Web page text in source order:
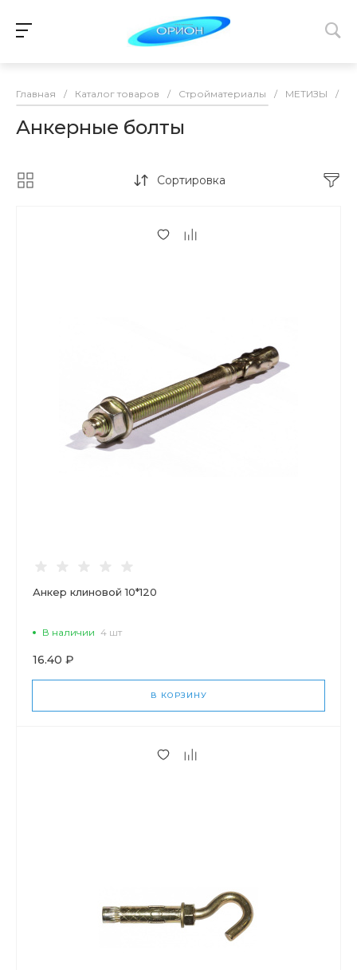
Главная / Каталог товаров / Стройматериалы / МЕТИЗЫ /
Анкерные болты
Сортировка
Анкер клиновой 10*120
В наличии 4 шт
16.40 ₽
В КОРЗИНУ